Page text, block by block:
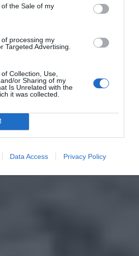
the Sale of my
processing my
Targeted Advertising.
Collection, Use,
or Sharing of my
Is Unrelated with the
it was collected.
Data Access Privacy Policy